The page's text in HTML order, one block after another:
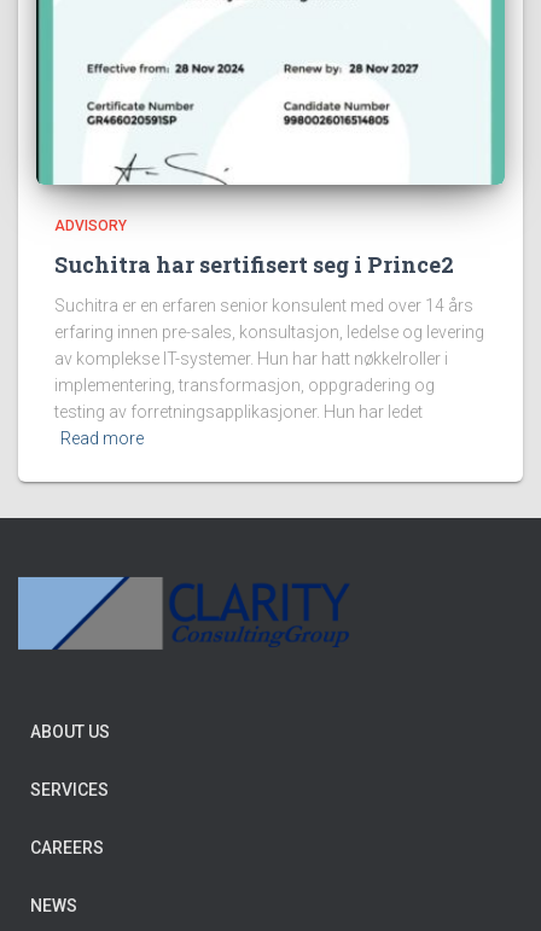
ADVISORY
Suchitra har sertifisert seg i Prince2
Suchitra er en erfaren senior konsulent med over 14 års
erfaring innen pre-sales, konsultasjon, ledelse og levering
av komplekse IT-systemer. Hun har hatt nøkkelroller i
implementering, transformasjon, oppgradering og
testing av forretningsapplikasjoner. Hun har ledet
Read more
ABOUT US
SERVICES
CAREERS
NEWS